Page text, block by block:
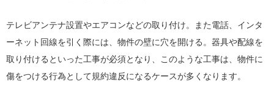
テレビアンテナ設置やエアコンなどの取り付け。また電話、インタ
ーネット回線を引く際には、物件の壁に穴を開ける。器具や配線を
取り付けるといった工事が必須となり、このような工事は、物件に
傷をつける行為として規約違反になるケースが多くなります。